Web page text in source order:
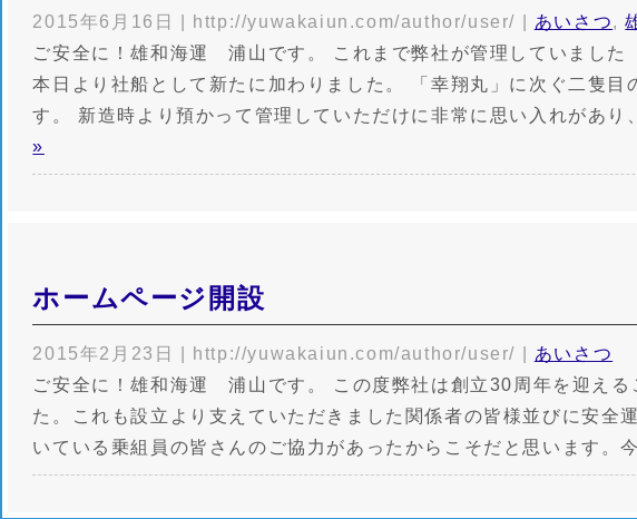
2015年6月16日 http://yuwakaiun.com/author/user/ あいさつ,
ご安全に！雄和海運 浦山です。 これまで弊社が管理していました
本日より社船として新たに加わりました。 「幸翔丸」に次ぐ二隻目
す。 新造時より預かって管理していただけに非常に思い入れがあり
»
ホームページ開設
2015年2月23日 http://yuwakaiun.com/author/user/
あいさつ
ご安全に！雄和海運 浦山です。 この度弊社は創立30周年を迎える
た。これも設立より支えていただきました関係者の皆様並びに安全
いている乗組員の皆さんのご協力があったからこそだと思います。